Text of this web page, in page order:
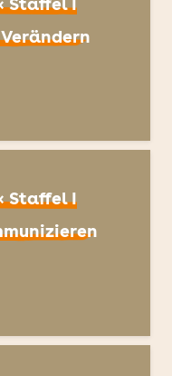
Staffel I